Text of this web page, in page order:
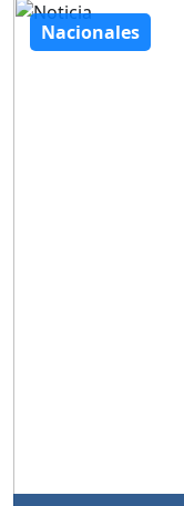
Nacionales